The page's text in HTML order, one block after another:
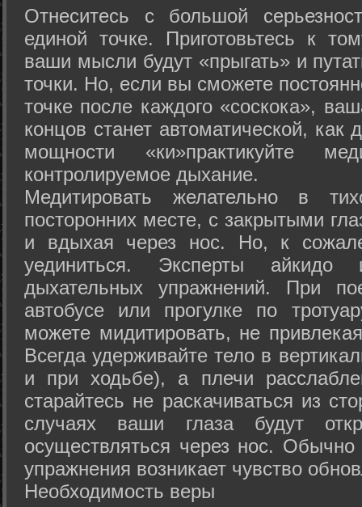
Отнеситесь с большой
единой точке. Приготовьтесь к
ваши мысли будут «прыгать» и
точки. Но, если вы сможете
точке после каждого «соскока»,
концов станет автоматической,
мощности «ки»практикуйте
контролируемое дыхание.
Медитировать желательно в
посторонних месте, с закрытыми
и вдыхая через нос. Но, к
уединиться. Эксперты айкидо
дыхательных упражнений. При
автобусе или прогулке по
можете мидитировать, не
Всегда удерживайте тело в
и при ходьбе), а плечи
старайтесь не раскачиваться из
случаях ваши глаза будут
осуществляться через нос. Обычно
упражнения возникает чувство
Необходимость веры